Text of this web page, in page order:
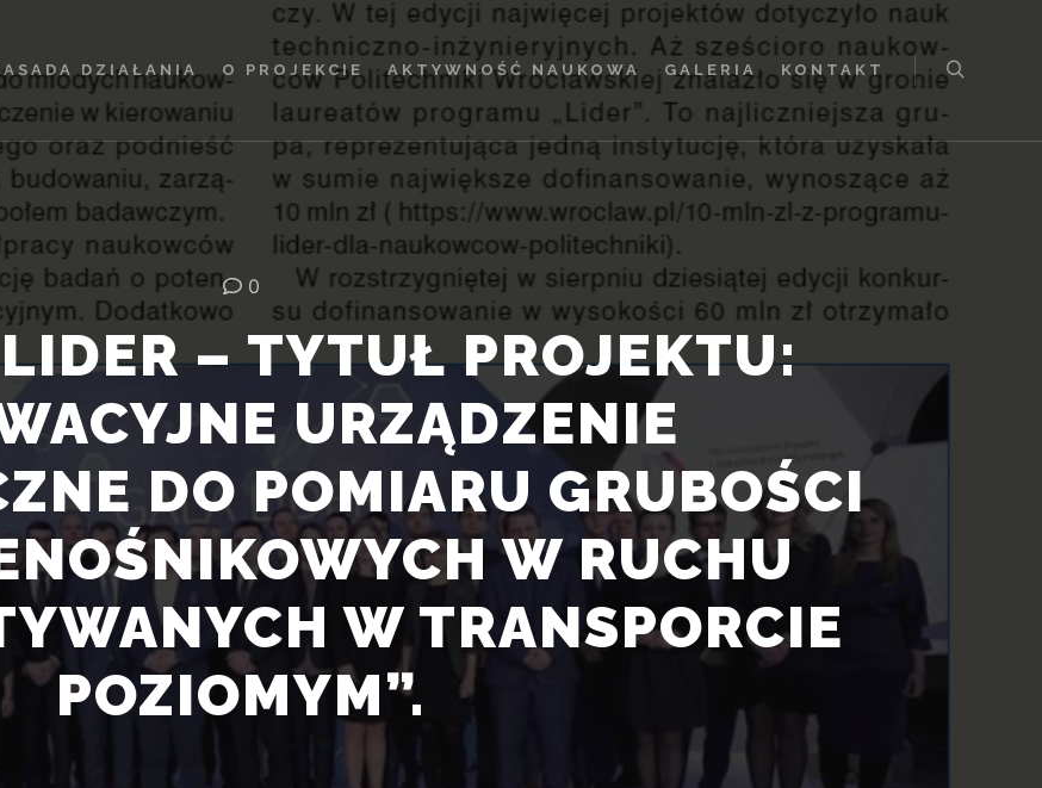
DZIAŁANIA O PROJEKCIE AKTYWNOŚĆ NAUKOWA GALERIA
KONTAKT
0
– TYTUŁ PROJEKTU:
URZĄDZENIE
DO POMIARU GRUBOŚCI
W RUCHU
W TRANSPORCIE
POZIOMYM”.